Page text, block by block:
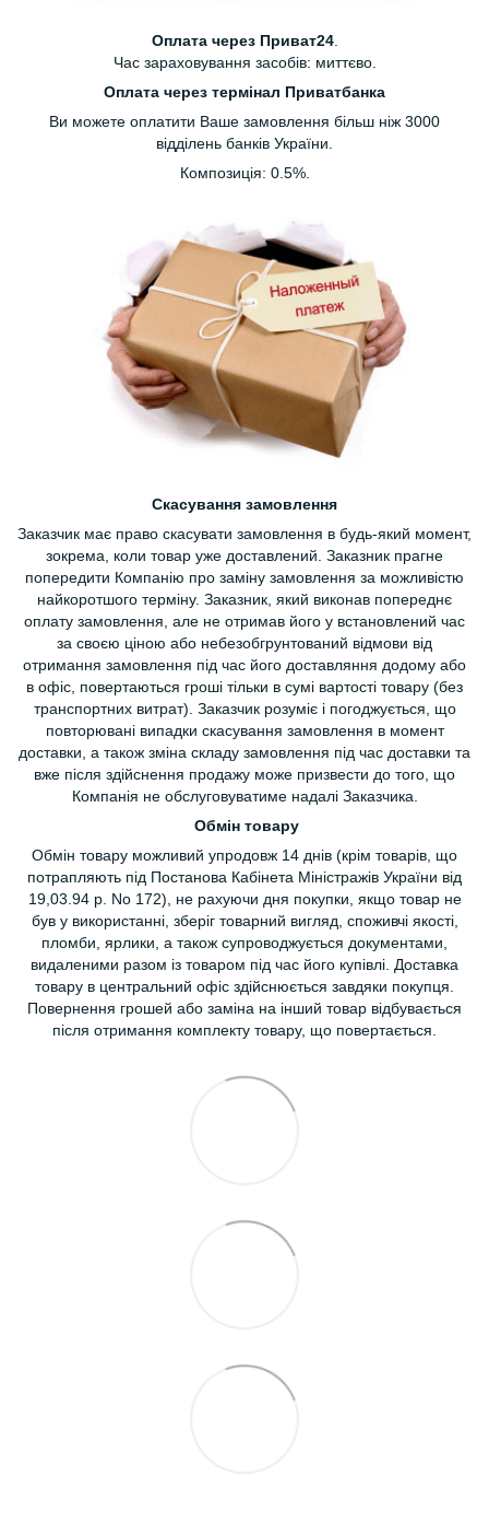
Оплата через Приват24.
Час зараховування засобів: миттєво.
Оплата через термінал Приватбанка
Ви можете оплатити Ваше замовлення більш ніж 3000
відділень банків України.
Композиція: 0.5%.
Скасування замовлення
Заказчик має право скасувати замовлення в будь-який момент,
зокрема, коли товар уже доставлений. Заказник прагне
попередити Компанію про заміну замовлення за можливістю
найкоротшого терміну. Заказник, який виконав попереднє
оплату замовлення, але не отримав його у встановлений час
за своєю ціною або небезобгрунтований відмови від
отримання замовлення під час його доставляння додому або
в офіс, повертаються гроші тільки в сумі вартості товару (без
транспортних витрат). Заказчик розуміє і погоджується, що
повторювані випадки скасування замовлення в момент
доставки, а також зміна складу замовлення під час доставки та
вже після здійснення продажу може призвести до того, що
Компанія не обслуговуватиме надалі Заказчика.
Обмін товару
Обмін товару можливий упродовж 14 днів (крім товарів, що
потрапляють під Постанова Кабінета Міністражів України від
19,03.94 р. No 172), не рахуючи дня покупки, якщо товар не
був у використанні, зберіг товарний вигляд, споживчі якості,
пломби, ярлики, а також супроводжується документами,
видаленими разом із товаром під час його купівлі. Доставка
товару в центральний офіс здійснюється завдяки покупця.
Повернення грошей або заміна на інший товар відбувається
після отримання комплекту товару, що повертається.